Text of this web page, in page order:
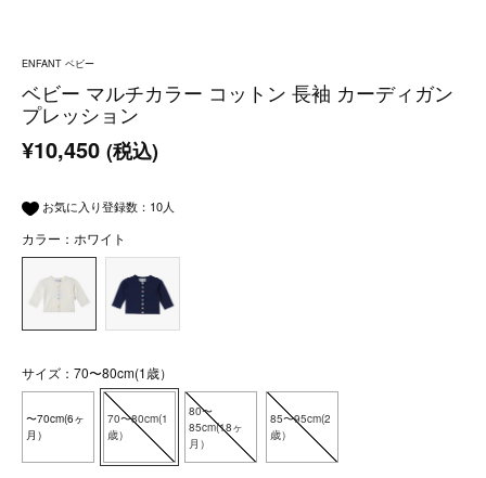
ENFANT ベビー
ベビー マルチカラー コットン 長袖 カーディガン
プレッション
¥10,450 (税込)
お気に入り登録数： 10人
カラー：ホワイト
サイズ：70〜80cm(1歳）
〜70cm(6ヶ
月）
70〜80cm(1
歳）
80〜
85cm(18ヶ
月）
85〜95cm(2
歳）